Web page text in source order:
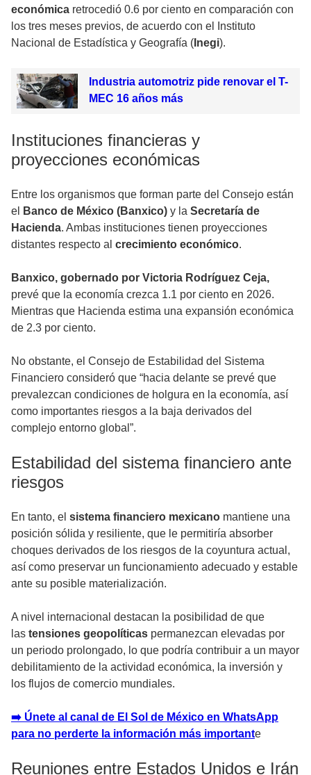
económica retrocedió 0.6 por ciento en comparación con
los tres meses previos, de acuerdo con el Instituto
Nacional de Estadística y Geografía ( Inegi).
Industria automotriz pide renovar el T-
MEC 16 años más
Instituciones financieras y
proyecciones económicas
Entre los organismos que forman parte del Consejo están
el
Banco de México (Banxico) y la Secretaría de
Hacienda. Ambas instituciones tienen proyecciones
distantes respecto al crecimiento económico.
Banxico, gobernado por Victoria Rodríguez Ceja,
prevé que la economía crezca 1.1 por ciento en 2026.
Mientras que Hacienda estima una expansión económica
de 2.3 por ciento.
No obstante, el Consejo de Estabilidad del Sistema
Financiero consideró que “hacia delante se prevé que
prevalezcan condiciones de holgura en la economía, así
como importantes riesgos a la baja derivados del
complejo entorno global”.
Estabilidad del sistema financiero ante
riesgos
En tanto, el sistema financiero mexicano mantiene una
posición sólida y resiliente, que le permitiría absorber
choques derivados de los riesgos de la coyuntura actual,
así como preservar un funcionamiento adecuado y estable
ante su posible materialización.
A nivel internacional destacan la posibilidad de que
las tensiones geopolíticas permanezcan elevadas por
un periodo prolongado, lo que podría contribuir a un mayor
debilitamiento de la actividad económica, la inversión y
los flujos de comercio mundiales.
➡️ Únete al canal de El Sol de México en WhatsApp
para no perderte la información más importante
Reuniones entre Estados Unidos e Irán